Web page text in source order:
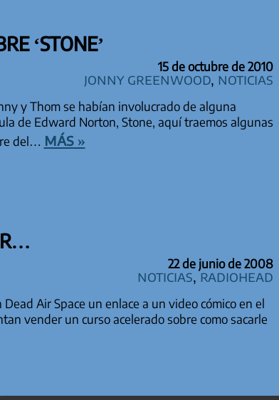
‘STONE’
15 de octubre de 2010
Jonny Greenwood, Noticias
y Thom se habían involucrado de alguna
de Edward Norton, Stone, aquí traemos algunas
del… más »
22 de junio de 2008
Noticias ,Radiohead
Air Space un enlace a un video cómico en el
vender un curso acelerado sobre como sacarle